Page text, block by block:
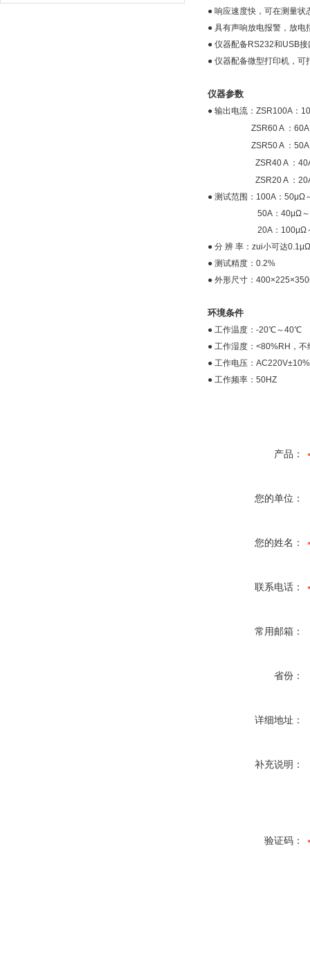
● 响应速度快，可在测量状
● 具有声响放电报警，放电
● 仪器配备RS232和USB
● 仪器配备微型打印机，可
仪器参数
● 输出电流：ZSR100A：
ZSR60 A ：60A、
ZSR50 A ：50A、
ZSR40 A ：40A、
ZSR20 A ：20A、
● 测试范围：100A：
50A：40μΩ～
20A：100μΩ
● 分 辨 率：zui小可达0.1μΩ
● 测试精度：0.2%
● 外形尺寸：
环境条件
● 工作温度：-20℃～40℃
● 工作湿度：<80%RH，不
● 工作电压：AC220V±10%
● 工作频率：50HZ
产品：
您的单位：
您的姓名：
联系电话：
常用邮箱：
省份：
详细地址：
补充说明：
验证码：